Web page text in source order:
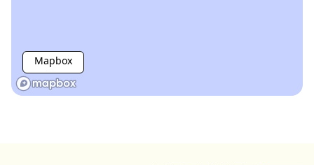
Mapbox